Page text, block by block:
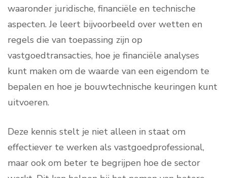
waaronder juridische, financiële en technische
aspecten. Je leert bijvoorbeeld over wetten en
regels die van toepassing zijn op
vastgoedtransacties, hoe je financiële analyses
kunt maken om de waarde van een eigendom te
bepalen en hoe je bouwtechnische keuringen kunt
uitvoeren.
Deze kennis stelt je niet alleen in staat om
effectiever te werken als vastgoedprofessional,
maar ook om beter te begrijpen hoe de sector